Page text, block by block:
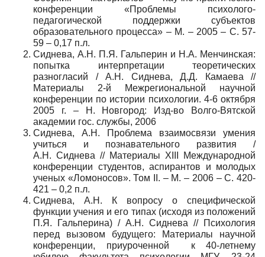
конференции «Проблемы психолого-
педагогической поддержки субъектов
образовательного процесса» – М. – 2005 – С. 57-
59 – 0,17 п.л.
Сиднева, А.Н. П.Я. Гальперин и Н.А. Менчинская:
попытка интерпретации теоретических
разногласий / А.Н. Сиднева, Д.Д. Камаева //
Материалы 2-й Межрегиональной научной
конференции по истории психологии. 4-6 октября
2005 г. – Н. Новгород: Изд-во Волго-Вятской
академии гос. службы, 2006
Сиднева, А.Н. Проблема взаимосвязи умения
учиться и познавательного развития /
А.Н. Сиднева // Материалы XIII Международной
конференции студентов, аспирантов и молодых
ученых «Ломоносов». Том II. – М. – 2006 – С. 420-
421 – 0,2 п.л.
Сиднева, А.Н. К вопросу о специфической
функции учения и его типах (исходя из положений
П.Я. Гальперина) / А.Н. Сиднева // Психология
перед вызовом будущего: Материалы научной
конференции, приуроченной к 40-летнему